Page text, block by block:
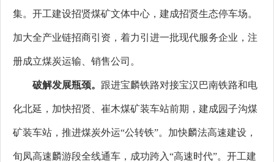
集。开工建设招贤煤矿文体中心，建成招贤生态停车场。
加大全产业链招商引资，着力引进一批现代服务企业，注
册成立煤炭运输、销售公司。
破解发展瓶颈。 跟进宝麟铁路对接宝汉巴南铁路和电
化北延，加快招贤、崔木煤矿装车站前期，建成园子沟煤
矿装车站，推进煤炭外运“公转铁”。加快麟法高速建设，
旬凤高速麟游段全线通车，成功跨入“高速时代”。开工建